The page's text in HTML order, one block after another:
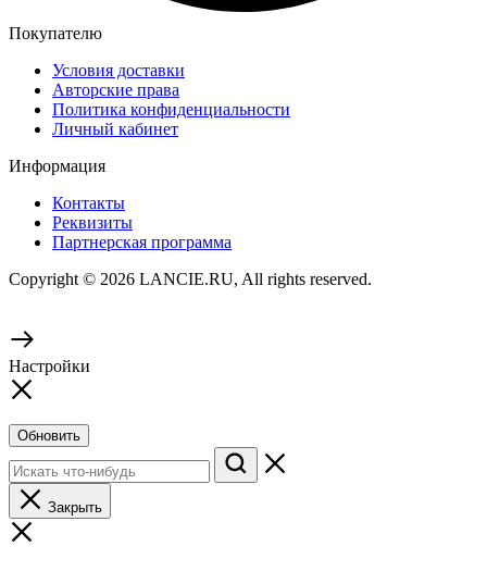
Покупателю
Условия доставки
Авторские права
Политика конфиденциальности
Личный кабинет
Информация
Контакты
Реквизиты
Партнерская программа
Copyright © 2026 LANCIE.RU, All rights reserved.
Настройки
Обновить
Закрыть